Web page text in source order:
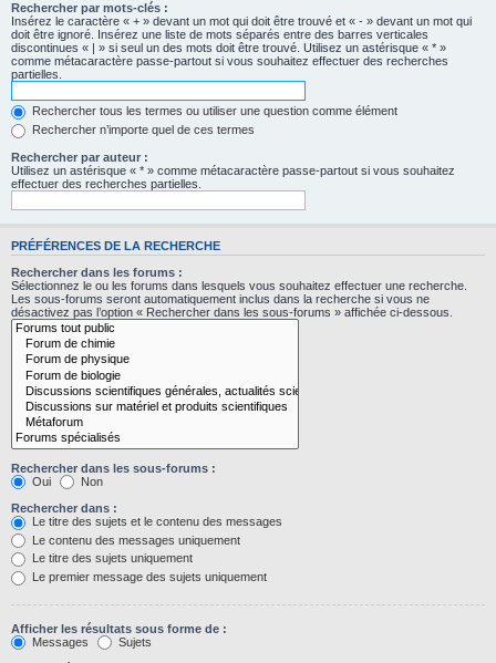
Rechercher par mots-clés :
Insérez le caractère « + » devant un mot qui doit être trouvé et « - » devant un mot qui
doit être ignoré. Insérez une liste de mots séparés entre des barres verticales
discontinues « | » si seul un des mots doit être trouvé. Utilisez un astérisque « * »
comme métacaractère passe-partout si vous souhaitez effectuer des recherches
partielles.
Rechercher tous les termes ou utiliser une question comme élément
Rechercher n’importe quel de ces termes
Rechercher par auteur :
Utilisez un astérisque « * » comme métacaractère passe-partout si vous souhaitez
effectuer des recherches partielles.
PRÉFÉRENCES DE LA RECHERCHE
Rechercher dans les forums :
Sélectionnez le ou les forums dans lesquels vous souhaitez effectuer une recherche.
Les sous-forums seront automatiquement inclus dans la recherche si vous ne
désactivez pas l’option « Rechercher dans les sous-forums » affichée ci-dessous.
Rechercher dans les sous-forums :
Oui
Non
Rechercher dans :
Le titre des sujets et le contenu des messages
Le contenu des messages uniquement
Le titre des sujets uniquement
Le premier message des sujets uniquement
Afficher les résultats sous forme de :
Messages
Sujets